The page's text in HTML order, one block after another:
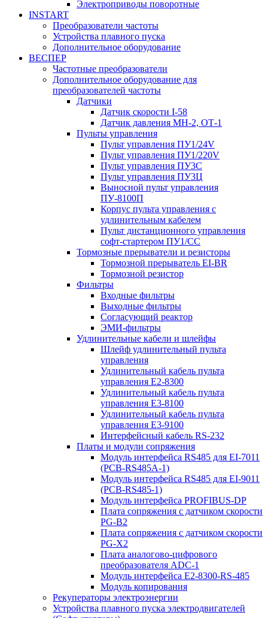
Электроприводы поворотные
INSTART
Преобразователи частоты
Устройства плавного пуска
Дополнительное оборудование
ВЕСПЕР
Частотные преобразователи
Дополнительное оборудование для
преобразователей частоты
Датчики
Датчик скорости I-58
Датчик давления МН-2, ОТ-1
Пульты управления
Пульт управления ПУ1/24V
Пульт управления ПУ1/220V
Пульт управления ПУ3С
Пульт управления ПУ3Ц
Выносной пульт управления
ПУ-8100П
Корпус пульта управления с
удлинительным кабелем
Пульт дистанционного управления
софт-стартером ПУ1/СС
Тормозные прерыватели и резисторы
Тормозной прерыватель EI-BR
Тормозной резистор
Фильтры
Входные фильтры
Выходные фильтры
Согласующий реактор
ЭМИ-фильтры
Удлинительные кабели и шлейфы
Шлейф удлинительный пульта
управления
Удлинительный кабель пульта
управления Е2-8300
Удлинительный кабель пульта
управления Е3-8100
Удлинительный кабель пульта
управления Е3-9100
Интерфейсный кабель RS-232
Платы и модули сопряжения
Модуль интерфейса RS485 для EI-7011
(PCB-RS485A-1)
Модуль интерфейса RS485 для EI-9011
(PCB-RS485-1)
Модуль интерфейса PROFIBUS-DP
Плата сопряжения с датчиком скорости
PG-B2
Плата сопряжения с датчиком скорости
PG-X2
Плата аналогово-цифрового
преобразователя ADC-1
Модуль интерфейса Е2-8300-RS-485
Модуль копирования
Рекуператоры электроэнергии
Устройства плавного пуска электродвигателей